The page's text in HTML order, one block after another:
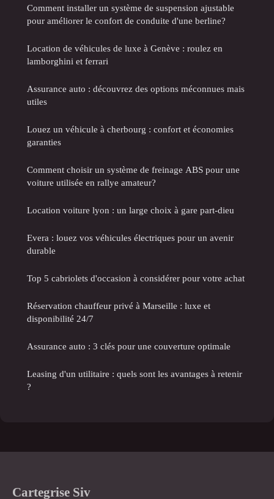
Comment installer un système de suspension ajustable
pour améliorer le confort de conduite d'une berline?
Location de véhicules de luxe à Genève : roulez en
lamborghini et ferrari
Assurance auto : découvrez des options méconnues mais
utiles
Louez un véhicule à cherbourg : confort et économies
garanties
Comment choisir un système de freinage ABS pour une
voiture utilisée en rallye amateur?
Location voiture lyon : un large choix à gare part-dieu
Evera : louez vos véhicules électriques pour un avenir
durable
Top 5 cabriolets d'occasion à considérer pour votre achat
Réservation chauffeur privé à Marseille : luxe et
disponibilité 24/7
Assurance auto : 3 clés pour une couverture optimale
Leasing d'un utilitaire : quels sont les avantages à retenir
?
Cartegrise Siv